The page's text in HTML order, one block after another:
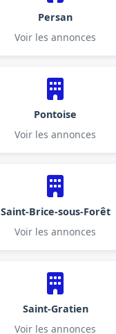
Persan
Voir les annonces
Pontoise
Voir les annonces
Saint-Brice-sous-Forêt
Voir les annonces
Saint-Gratien
Voir les annonces